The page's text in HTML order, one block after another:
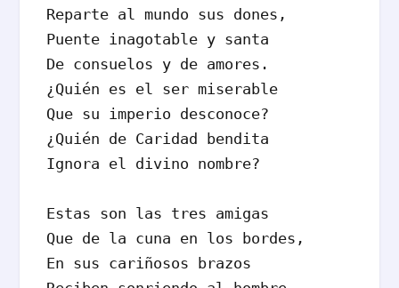
Reparte al mundo sus dones,
Puente inagotable y santa
De consuelos y de amores.
¿Quién es el ser miserable
Que su imperio desconoce?
¿Quién de Caridad bendita
Ignora el divino nombre?
Estas son las tres amigas
Que de la cuna en los bordes,
En sus cariñosos brazos